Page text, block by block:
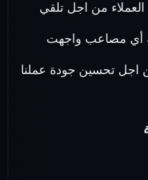
من اجل تلقي
أي مصاعب واجهت
من اجل تحسين جودة عملنا